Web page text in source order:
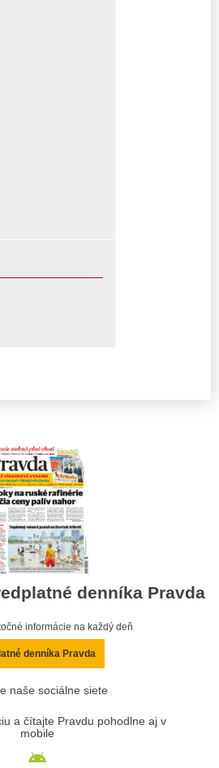
denníka Pravda
informácie na každý deň
denníka Pravda
naše sociálne siete
a čítajte Pravdu pohodlne aj v
mobile